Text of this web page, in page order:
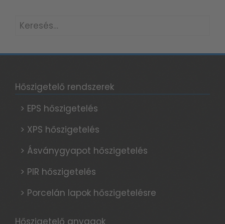
Keresés:
Hőszigetelő rendszerek
> EPS hőszigetelés
> XPS hőszigetelés
> Ásványgyapot hőszigetelés
> PIR hőszigetelés
> Porcelán lapok hőszigetelésre